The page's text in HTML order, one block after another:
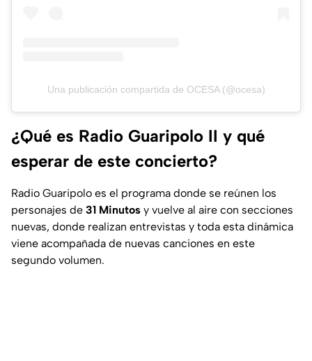
Una publicación compartida de OCESA (@ocesa)
¿Qué es Radio Guaripolo II y qué
esperar de este concierto?
Radio Guaripolo es el programa donde se reúnen los
personajes de 31 Minutos y vuelve al aire con secciones
nuevas, donde realizan entrevistas y toda esta dinámica
viene acompañada de nuevas canciones en este
segundo volumen.